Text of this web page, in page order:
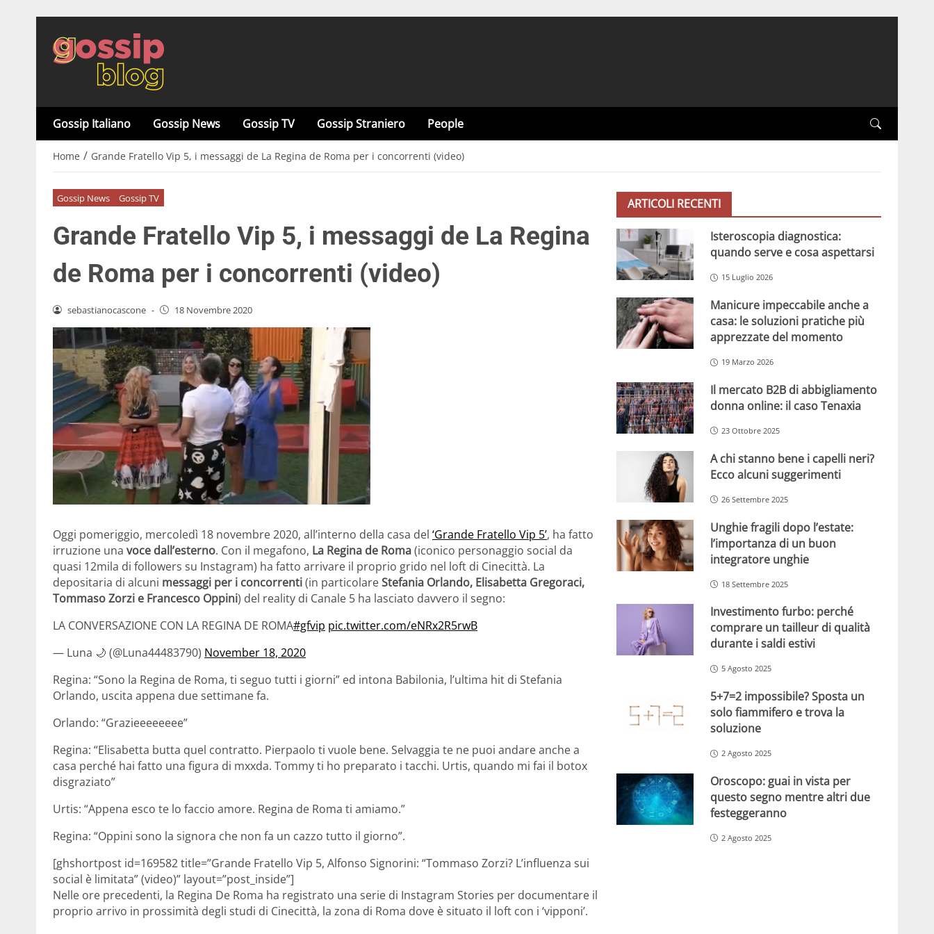
Gossip Italiano Gossip News Gossip TV Gossip Straniero People
Home / Grande Fratello Vip 5, i messaggi de La Regina de Roma per i concorrenti (video)
Gossip News Gossip TV
Grande Fratello Vip 5, i messaggi de La Regina
de Roma per i concorrenti (video)
sebastianocascone - 18 Novembre 2020
Oggi pomeriggio, mercoledì 18 novembre 2020, all’interno della casa del ‘Grande Fratello Vip 5’, ha fatto
irruzione una voce dall’esterno. Con il megafono, La Regina de Roma(iconico personaggio social da
quasi 12mila di followers su Instagram) ha fatto arrivare il proprio grido nel loft di Cinecittà. La
depositaria di alcuni messaggi per i concorrenti(in particolareStefania Orlando, Elisabetta Gregoraci,
Tommaso Zorzi e Francesco Oppini) del reality di Canale 5 ha lasciato davvero il segno:
LA CONVERSAZIONE CON LA REGINA DE ROMA#gfvip pic.twitter.com/eNRx2R5rwB
— Luna 🌙 (@Luna44483790) November 18, 2020
Regina: “Sono la Regina de Roma, ti seguo tutti i giorni” ed intona Babilonia, l’ultima hit di Stefania
Orlando, uscita appena due settimane fa.
Orlando: “Grazieeeeeeee”
Regina: “Elisabetta butta quel contratto. Pierpaolo ti vuole bene. Selvaggia te ne puoi andare anche a
casa perché hai fatto una figura di mxxda. Tommy ti ho preparato i tacchi. Urtis, quando mi fai il botox
disgraziato”
Urtis: “Appena esco te lo faccio amore. Regina de Roma ti amiamo.”
Regina: “Oppini sono la signora che non fa un cazzo tutto il giorno”.
[ghshortpost id=169582 title=”Grande Fratello Vip 5, Alfonso Signorini: “Tommaso Zorzi? L’influenza sui
social è limitata” (video)” layout=”post_inside”]
Nelle ore precedenti, la Regina De Roma ha registrato una serie di Instagram Stories per documentare il
proprio arrivo in prossimità degli studi di Cinecittà, la zona di Roma dove è situato il loft con i ‘vipponi’.
ARTICOLI RECENTI
Isteroscopia diagnostica:
quando serve e cosa aspettarsi
15 Luglio 2026
Manicure impeccabile anche a
casa: le soluzioni pratiche più
apprezzate del momento
19 Marzo 2026
Il mercato B2B di abbigliamento
donna online: il caso Tenaxia
23 Ottobre 2025
A chi stanno bene i capelli neri?
Ecco alcuni suggerimenti
26 Settembre 2025
Unghie fragili dopo l’estate:
l’importanza di un buon
integratore unghie
18 Settembre 2025
Investimento furbo: perché
comprare un tailleur di qualità
durante i saldi estivi
5 Agosto 2025
5+7=2 impossibile? Sposta un
solo fiammifero e trova la
soluzione
2 Agosto 2025
Oroscopo: guai in vista per
questo segno mentre altri due
festeggeranno
2 Agosto 2025